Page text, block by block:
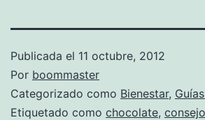
Publicada el 11 octubre, 2012
Por boommaster
Categorizado como Bienestar,
Etiquetado como chocolate,